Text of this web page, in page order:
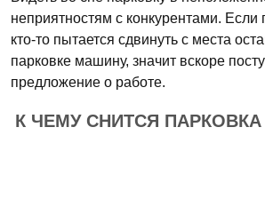
неприятностям с конкурентами. Если
кто-то пытается сдвинуть с места
парковке машину, значит вскоре
предложение о работе.
К ЧЕМУ СНИТСЯ